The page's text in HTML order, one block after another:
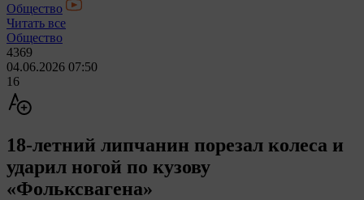
Общество
Читать все
Общество
4369
04.06.2026 07:50
16
18-летний липчанин порезал колеса и
ударил ногой по кузову
«Фольксвагена»